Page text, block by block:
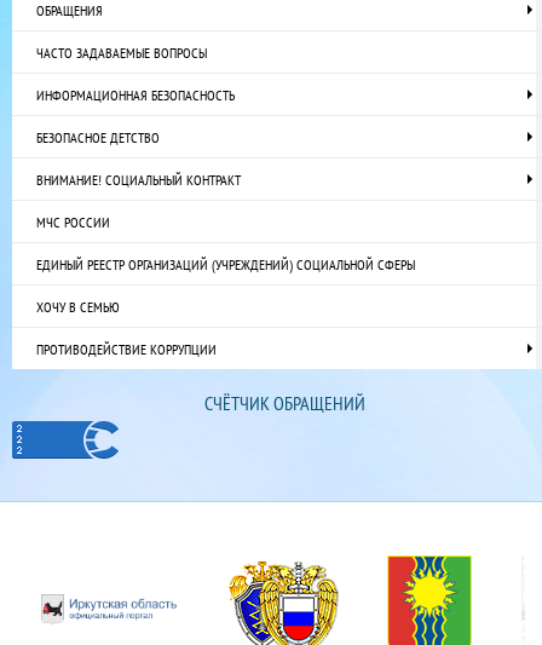
ОБРАЩЕНИЯ
ЧАСТО ЗАДАВАЕМЫЕ ВОПРОСЫ
ИНФОРМАЦИОННАЯ БЕЗОПАСНОСТЬ
БЕЗОПАСНОЕ ДЕТСТВО
ВНИМАНИЕ! СОЦИАЛЬНЫЙ КОНТРАКТ
МЧС РОССИИ
ЕДИНЫЙ РЕЕСТР ОРГАНИЗАЦИЙ (УЧРЕЖДЕНИЙ) СОЦИАЛЬНОЙ СФЕРЫ
ХОЧУ В СЕМЬЮ
ПРОТИВОДЕЙСТВИЕ КОРРУПЦИИ
СЧЁТЧИК ОБРАЩЕНИЙ